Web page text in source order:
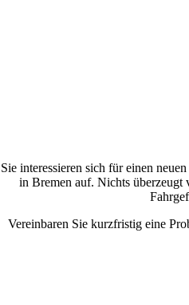
Sie interessieren sich für einen
in Bremen auf. Nichts überzeugt
Vereinbaren Sie kurzfristig eine